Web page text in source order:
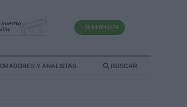
+34 644043774
Y ANALISTAS BUSCAR